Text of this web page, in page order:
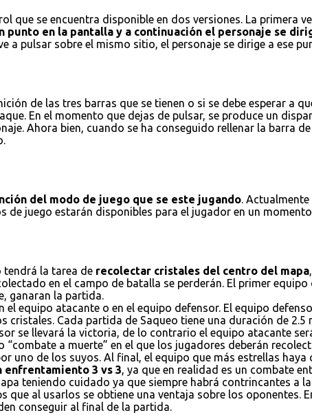
que se encuentra disponible en dos versiones. La primera
punto en la pantalla y a continuación el personaje se
a pulsar sobre el mismo sitio, el personaje se dirige a ese
de las tres barras que se tienen o si se debe esperar a
En el momento que dejas de pulsar, se produce un
Ahora bien, cuando se ha conseguido rellenar la barra
del modo de juego que se este jugando.
juego estarán disponibles para el jugador en un
tendrá la tarea de recolectar cristales del centro del mapa
en el campo de batalla se perderán. El primer
ganaran la partida.
el equipo atacante o en el equipo defensor. El equipo
Cada partida de Saqueo tiene una duración de 2.5
se llevará la victoria, de lo contrario el equipo atacante
“combate a muerte” en el que los jugadores deberán
uno de los suyos. Al final, el equipo que más estrellas
enfrentamiento 3 vs 3, ya que en realidad es un combate
teniendo cuidado ya que siempre habrá contrincantes a
al usarlos se obtiene una ventaja sobre los oponentes.
conseguir al final de la partida.